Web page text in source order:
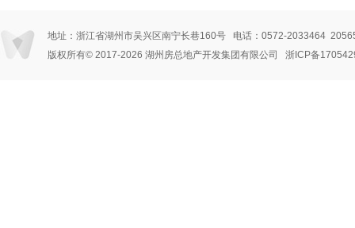
地址：浙江省湖州市吴兴区南宁长巷160号 电话：0572-2033464
版权所有© 2017-2026 湖州房总地产开发集团有限公司 浙ICP备